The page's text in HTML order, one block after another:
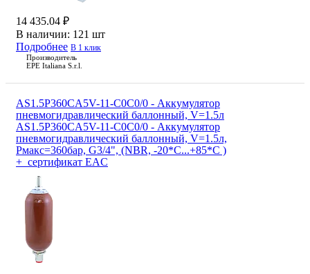
14 435.04 ₽
В наличии: 121 шт
Подробнее В 1 клик
Производитель
EPE Italiana S.r.l.
AS1.5P360CA5V-11-C0C0/0 - Аккумулятор
пневмогидравлический баллонный, V=1.5л
AS1.5P360CA5V-11-C0C0/0 - Аккумулятор
пневмогидравлический баллонный, V=1.5л,
Рмакс=360бар, G3/4", (NBR, -20*С...+85*С )
+ сертификат EAC